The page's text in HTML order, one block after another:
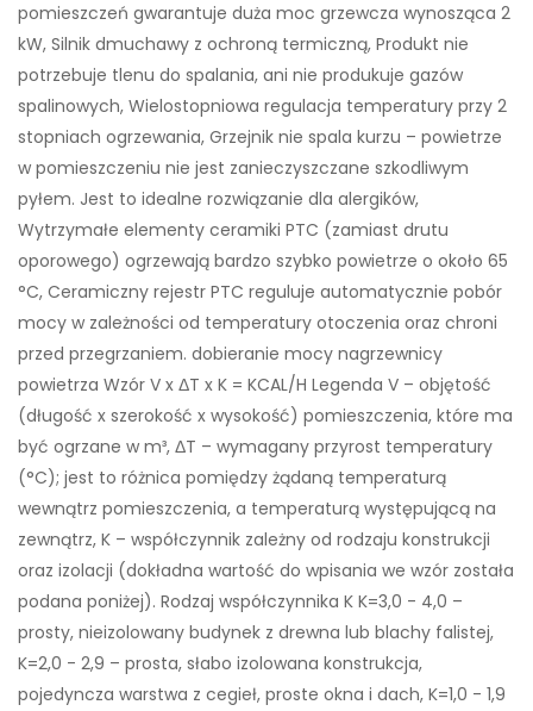
pomieszczeń gwarantuje duża moc grzewcza wynosząca 2
kW, Silnik dmuchawy z ochroną termiczną, Produkt nie
potrzebuje tlenu do spalania, ani nie produkuje gazów
spalinowych, Wielostopniowa regulacja temperatury przy 2
stopniach ogrzewania, Grzejnik nie spala kurzu – powietrze
w pomieszczeniu nie jest zanieczyszczane szkodliwym
pyłem. Jest to idealne rozwiązanie dla alergików,
Wytrzymałe elementy ceramiki PTC (zamiast drutu
oporowego) ogrzewają bardzo szybko powietrze o około 65
°C, Ceramiczny rejestr PTC reguluje automatycznie pobór
mocy w zależności od temperatury otoczenia oraz chroni
przed przegrzaniem. dobieranie mocy nagrzewnicy
powietrza Wzór V x ΔT x K = KCAL/H Legenda V – objętość
(długość x szerokość x wysokość) pomieszczenia, które ma
być ogrzane w m³, ΔT – wymagany przyrost temperatury
(°C); jest to różnica pomiędzy żądaną temperaturą
wewnątrz pomieszczenia, a temperaturą występującą na
zewnątrz, K – współczynnik zależny od rodzaju konstrukcji
oraz izolacji (dokładna wartość do wpisania we wzór została
podana poniżej). Rodzaj współczynnika K K=3,0 - 4,0 –
prosty, nieizolowany budynek z drewna lub blachy falistej,
K=2,0 - 2,9 – prosta, słabo izolowana konstrukcja,
pojedyncza warstwa z cegieł, proste okna i dach, K=1,0 - 1,9